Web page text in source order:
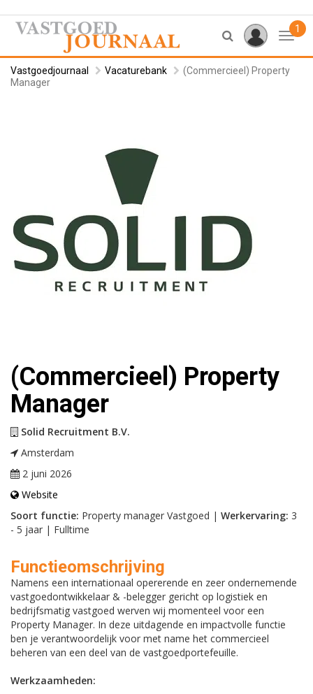
1
Vastgoedjournaal Vacaturebank
(Commercieel) Property
Manager
(Commercieel) Property
Manager
Solid Recruitment B.V.
Amsterdam
2 juni 2026
Website
Soort functie: Property manager Vastgoed | Werkervaring: 3
- 5 jaar | Fulltime
Functieomschrijving
Namens een internationaal opererende en zeer ondernemende
vastgoedontwikkelaar & -belegger gericht op logistiek en
bedrijfsmatig vastgoed werven wij momenteel voor een
Property Manager. In deze uitdagende en impactvolle functie
ben je verantwoordelijk voor met name het commercieel
beheren van een deel van de vastgoedportefeuille.
Werkzaamheden: